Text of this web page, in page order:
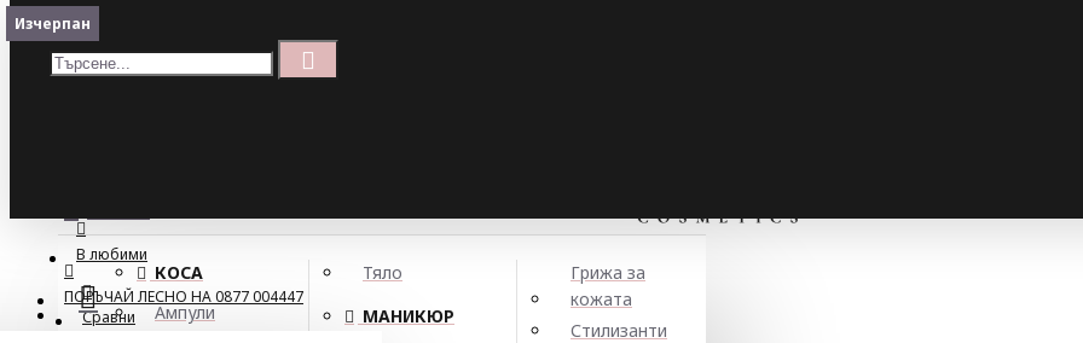
Меню
Кошница
В любими
Сравни
КОСА
Ампули
Тяло
МАНИКЮР
Грижа за
кожата
Стилизанти
ПОРЪЧАЙ ЛЕСНО НА 0877 004447
Изчерпан